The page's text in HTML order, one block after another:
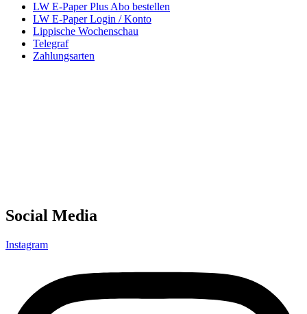
LW E-Paper Plus Abo bestellen
LW E-Paper Login / Konto
Lippische Wochenschau
Telegraf
Zahlungsarten
Social Media
Instagram